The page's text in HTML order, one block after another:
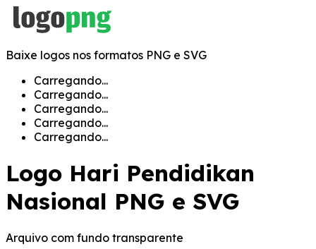
Baixe logos nos formatos PNG e SVG
Carregando...
Carregando...
Carregando...
Carregando...
Carregando...
Logo Hari Pendidikan
Nasional PNG e SVG
Arquivo com fundo transparente